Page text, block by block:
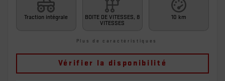
Traction intégrale
BOITE DE VITESSES, 8
VITESSES
10 km
Plus de caractéristiques
Vérifier la disponibilité